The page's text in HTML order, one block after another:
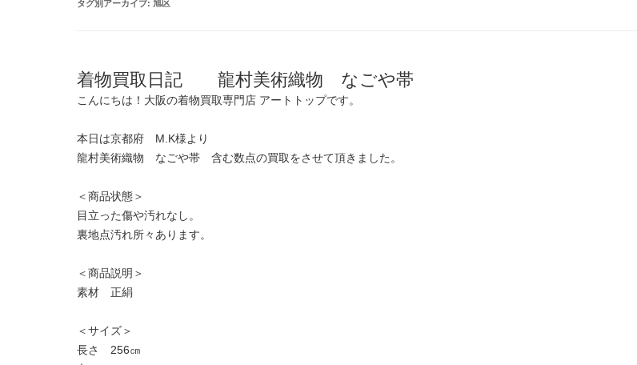
タグ別アーカイブ: 旭区
着物買取日記 龍村美術織物 なごや帯
こんにちは！大阪の着物買取専門店 アートトップです。
本日は京都府 M.K様より
龍村美術織物 なごや帯 含む数点の買取をさせて頂きました。
＜商品状態＞
目立った傷や汚れなし。
裏地点汚れ所々あります。
＜商品説明＞
素材 正絹
＜サイズ＞
長さ 256㎝